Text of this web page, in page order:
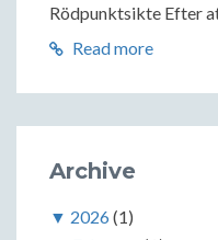
Rödpunktsikte Efter
Read more
Archive
▼ 2026(1)